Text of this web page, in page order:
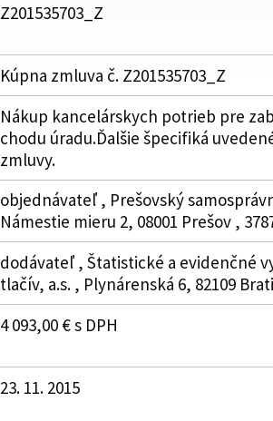
Z201535703_Z
Kúpna zmluva č. Z201535703_Z
Nákup kancelárskych potrieb pre
chodu úradu.Ďalšie špecifiká
zmluvy.
objednávateľ , Prešovský
Námestie mieru 2, 08001 Prešov ,
dodávateľ , Štatistické a evidenčné
tlačív, a.s. , Plynárenská 6, 82109
4 093,00 € s DPH
23. 11. 2015